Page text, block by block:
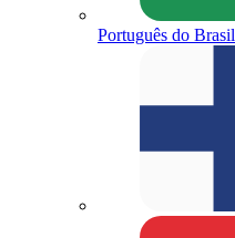
Português do Brasil